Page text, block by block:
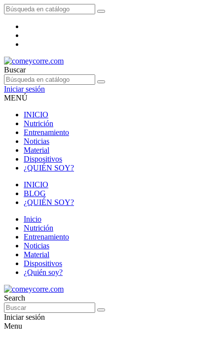
Buscar
Iniciar sesión
MENÚ
INICIO
Nutrición
Entrenamiento
Noticias
Material
Dispositivos
¿QUIÉN SOY?
INICIO
BLOG
¿QUIÉN SOY?
Inicio
Nutrición
Entrenamiento
Noticias
Material
Dispositivos
¿Quién soy?
Search
Iniciar sesión
Menu